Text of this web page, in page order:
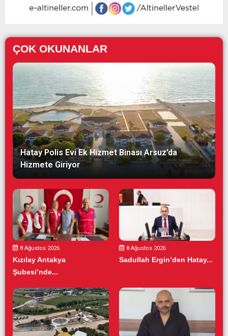
ÇOK OKUNANLAR
Hatay Polis Evi Ek Hizmet Binası Arsuz’da
Hizmete Giriyor
8 Ağustos 2026
Kızılay Antakya
Şubesi’nde...
8 Ağustos 2026
Sadullah Ergin’den Hatay...